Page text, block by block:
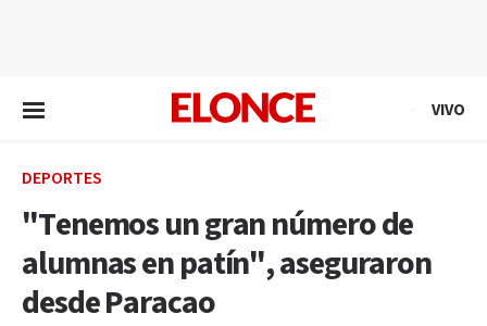
VIVO
DEPORTES
"Tenemos un gran número de
alumnas en patín", aseguraron
desde Paracao